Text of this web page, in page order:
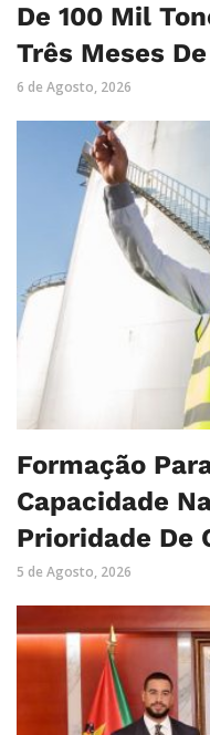
De 100 Mil
Três Meses
6 de Agosto, 2026
Formação
Capacidade
Prioridade De
5 de Agosto, 2026